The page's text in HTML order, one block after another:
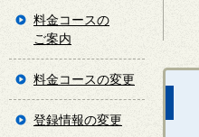
料金コースの
ご案内
料金コースの変更
登録情報の変更